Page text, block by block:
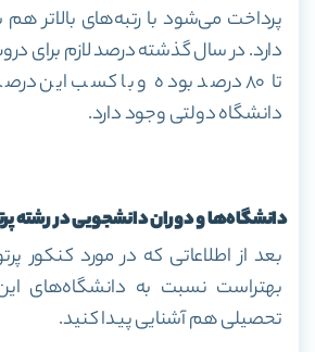
پرداخت می‌شود با رتبه‌های بالاتر
دارد.
تا ۸۰ درصد بوده و با کسب این
دانشگاه دولتی وجود دارد.
دانشگاه‌ها و دوران دانشجویی در رشته
بعد از اطلاعاتی که در مورد کنکور
بهتراست نسبت به دانشگاه‌های
تحصیلی هم آشنایی پیدا کنید.